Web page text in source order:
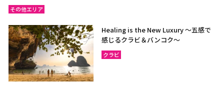
その他エリア
Healing is the New Luxury ～五感で
感じるクラビ＆バンコク～
クラビ